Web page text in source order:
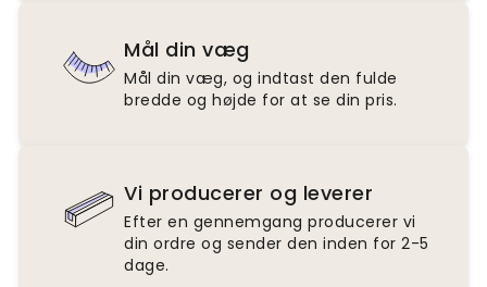
Mål din væg
Mål din væg, og indtast den fulde
bredde og højde for at se din pris.
Vi producerer og leverer
Efter en gennemgang producerer vi
din ordre og sender den inden for 2-5
dage.